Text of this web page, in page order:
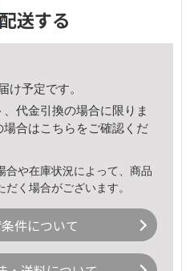
配送する
け予定です。
代金引換の場合に限りま
場合はこちら をご確認くだ
や在庫状況によって、商品
く場合がございます。
件について